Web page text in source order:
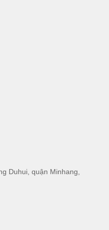
Duhui, quận Minhang,